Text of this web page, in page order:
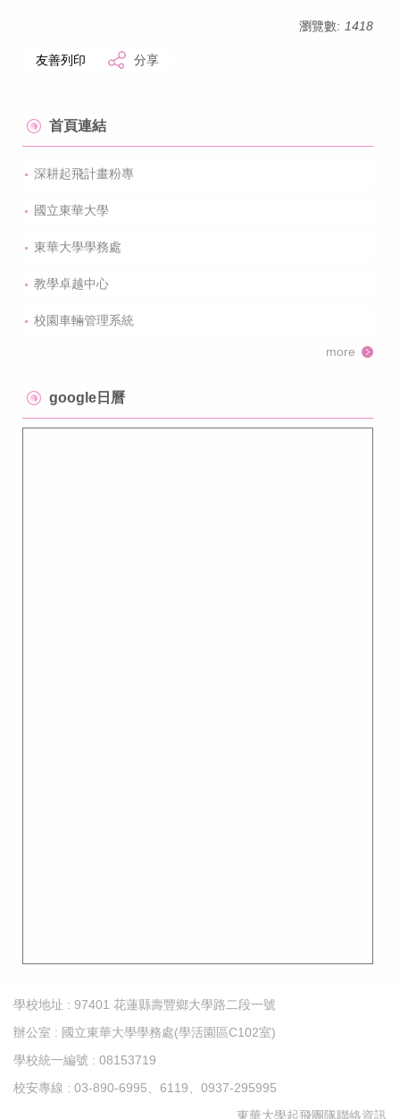
瀏覽數: 1418
友善列印 分享
首頁連結
深耕起飛計畫粉專
國立東華大學
東華大學學務處
教學卓越中心
校園車輛管理系統
more
google日曆
學校地址 : 97401 花蓮縣壽豐鄉大學路二段一號
辦公室 : 國立東華大學學務處(學活園區C102室)
學校統一編號 : 08153719
校安專線 : 03-890-6995、6119、0937-295995
東華大學起飛團隊聯絡資訊